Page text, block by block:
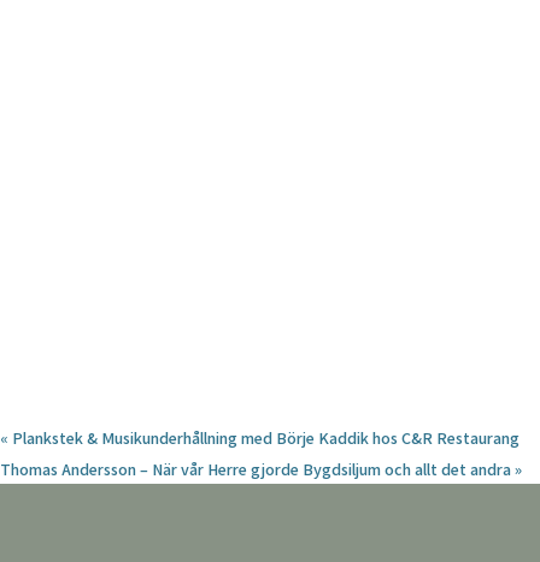
« Plankstek & Musikunderhållning med Börje Kaddik hos C&R Restaurang
Thomas Andersson – När vår Herre gjorde Bygdsiljum och allt det andra»